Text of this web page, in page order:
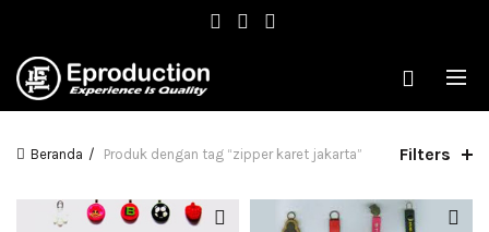
Beranda Produk dengan tag “zipper karet jakarta” Filters